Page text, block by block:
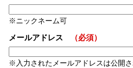
ニックネーム可
メールアドレス （必須）
入力されたメールアドレスは公開